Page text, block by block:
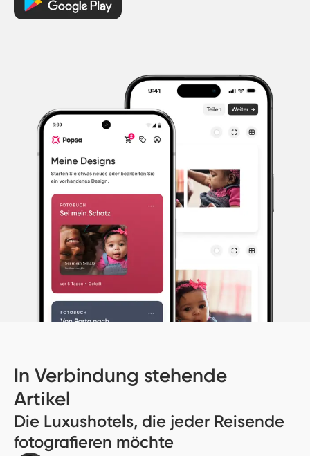
In Verbindung stehende
Artikel
Die Luxushotels, die jeder Reisende
fotografieren möchte